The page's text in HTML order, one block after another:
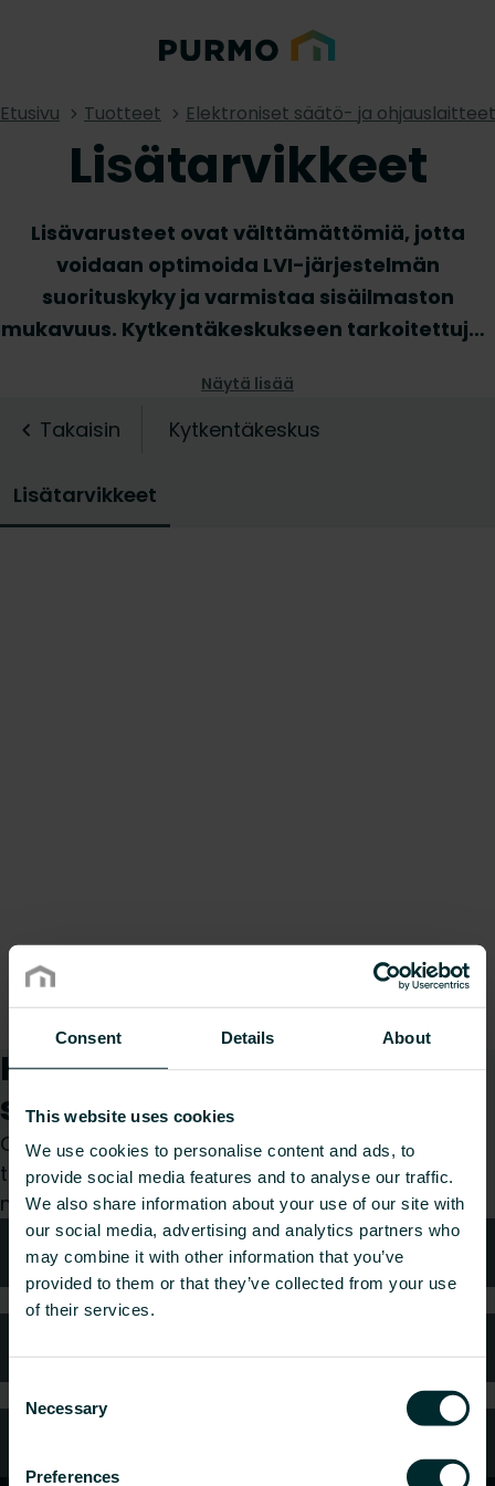
Consent Details About
This website uses cookies
We use cookies to personalise content and ads, to
provide social media features and to analyse our traffic.
We also share information about your use of our site with
our social media, advertising and analytics partners who
may combine it with other information that you’ve
provided to them or that they’ve collected from your use
of their services.
Consent
Selection
Necessary
Preferences
Etusivu Tuotteet Elektroniset säätö- ja ohjauslaitteet
Lisätarvikkeet
Lisävarusteet ovat välttämättömiä, jotta
voidaan optimoida LVI-järjestelmän
suorituskyky ja varmistaa sisäilmaston
mukavuus. Kytkentäkeskukseen tarkoitettujen
asentajille olennaiset tarvikkeet
kytkentäkeskukseen ja sitä kautta koko
ammattimaista asennusta varten. Tutustu
saatavilla oleviin kytkentäkeskusten
Näytä lisää
Takaisin Kytkentäkeskus
Lisätarvikkeet
Kuinka voimme auttaa
sinua?
Olitpa sitten suunnittelija, asentaja, arkkitehti,
tukkumyyjä tai loppukäyttäjä, valitse kategoria ja
me hoidamme pyyntösi mielellämme.
Tekniken neuvonta